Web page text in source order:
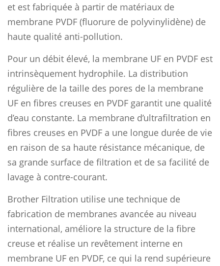
et est fabriquée à partir de matériaux de
membrane PVDF (fluorure de polyvinylidène) de
haute qualité anti-pollution.
Pour un débit élevé, la membrane UF en PVDF est
intrinsèquement hydrophile. La distribution
régulière de la taille des pores de la membrane
UF en fibres creuses en PVDF garantit une qualité
d’eau constante. La membrane d’ultrafiltration en
fibres creuses en PVDF a une longue durée de vie
en raison de sa haute résistance mécanique, de
sa grande surface de filtration et de sa facilité de
lavage à contre-courant.
Brother Filtration utilise une technique de
fabrication de membranes avancée au niveau
international, améliore la structure de la fibre
creuse et réalise un revêtement interne en
membrane UF en PVDF, ce qui la rend supérieure